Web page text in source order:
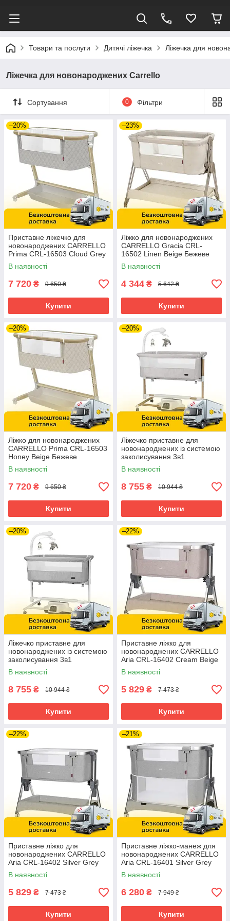
Товари та послуги Дитячі ліжечка Ліжечка для
Ліжечка для новонароджених Carrello
Сортування 0 Фільтри
–20%
Приставне ліжечко для
новонароджених CARRELLO
Prima CRL-16503 Cloud Grey
Сіра
В наявності
7 720 ₴ 9 650 ₴
Купити
–23%
Ліжко для новонароджених
CARRELLO Gracia CRL-
16502 Linen Beige Бежеве
В наявності
4 344 ₴ 5 642 ₴
Купити
–20%
Ліжко для новонароджених
CARRELLO Prima CRL-16503
Honey Beige Бежеве
В наявності
7 720 ₴ 9 650 ₴
Купити
–20%
Ліжечко приставне для
новонароджених із системою
заколисування 3в1
CARRELLO Bloom CRL-10304
Silk Beige Бежеве
В наявності
8 755 ₴ 10 944 ₴
Купити
–20%
Ліжечко приставне для
новонароджених із системою
заколисування 3в1
CARRELLO Bloom CRL-10304
Anchor Grey Сіре
В наявності
8 755 ₴ 10 944 ₴
Купити
–22%
Приставне ліжко для
новонароджених CARRELLO
Aria CRL-16402 Cream Beige
Бежеве
В наявності
5 829 ₴ 7 473 ₴
Купити
–22%
Приставне ліжко для
новонароджених CARRELLO
Aria CRL-16402 Silver Grey
Сіре
В наявності
5 829 ₴ 7 473 ₴
Купити
–21%
Приставне ліжко-манеж для
новонароджених CARRELLO
Aria CRL-16401 Silver Grey
Сіре
В наявності
6 280 ₴ 7 949 ₴
Купити